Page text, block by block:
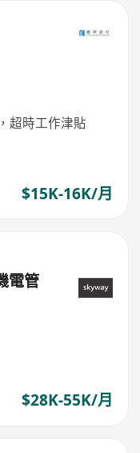
超時工作津貼
$15K-16K/月
電管
$28K-55K/月